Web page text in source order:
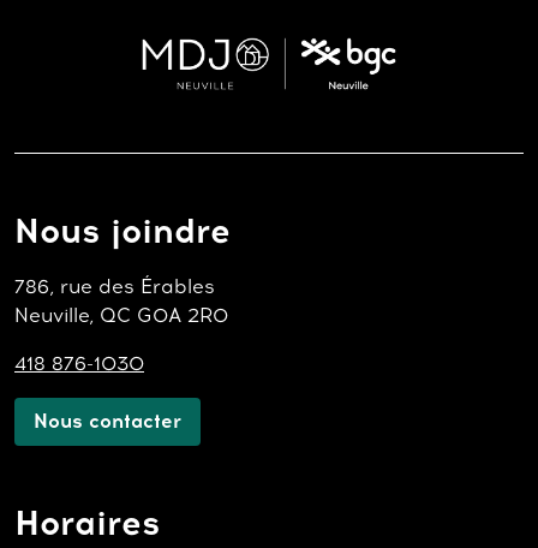
Nous joindre
786, rue des Érables
Neuville, QC G0A 2R0
418 876-1030
Nous contacter
Horaires